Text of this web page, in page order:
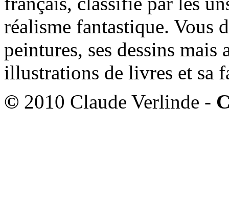
réalisme fantastique. Vous
peintures, ses dessins mais
illustrations de livres et sa
© 2010 Claude Verlinde -